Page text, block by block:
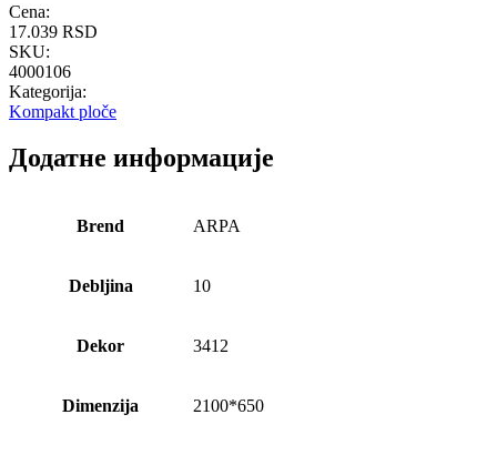
Cena:
17.039 RSD
SKU:
4000106
Kategorija:
Kompakt ploče
Додатне информације
Brend ARPA
Debljina 10
Dekor 3412
Dimenzija 2100*650